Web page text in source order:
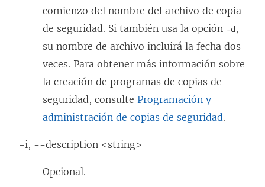
comienzo del nombre del archivo de copia
de seguridad. Si también usa la opción -d,
su nombre de archivo incluirá la fecha dos
veces. Para obtener más información sobre
la creación de programas de copias de
seguridad, consulte Programación y
administración de copias de seguridad.
-i, --description <string>
Opcional.